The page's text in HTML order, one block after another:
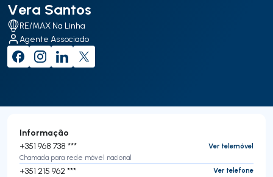
Vera Santos
RE/MAX Na Linha
Agente Associado
Informação
+351 968 738 ***
Ver telemóvel
Chamada para rede móvel nacional
+351 215 962 ***
Ver telefone